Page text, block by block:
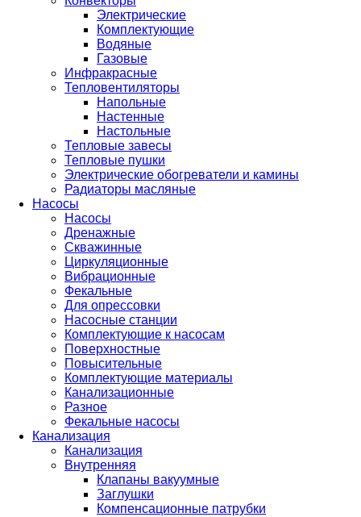
Электрические
Комплектующие
Водяные
Газовые
Инфракрасные
Тепловентиляторы
Напольные
Настенные
Настольные
Тепловые завесы
Тепловые пушки
Электрические обогреватели и камины
Радиаторы масляные
Насосы
Насосы
Дренажные
Скважинные
Циркуляционные
Вибрационные
Фекальные
Для опрессовки
Насосные станции
Комплектующие к насосам
Поверхностные
Повысительные
Комплектующие материалы
Канализационные
Разное
Фекальные насосы
Канализация
Канализация
Внутренняя
Клапаны вакуумные
Заглушки
Компенсационные патрубки